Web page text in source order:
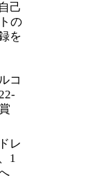
己
の
を
コ
レ
1